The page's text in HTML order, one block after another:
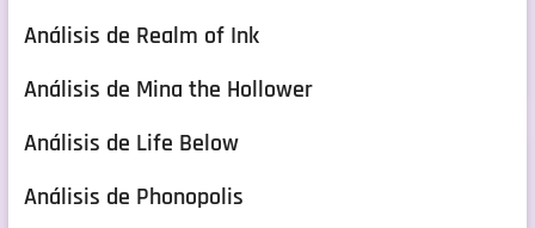
Análisis de Realm of Ink
Análisis de Mina the Hollower
Análisis de Life Below
Análisis de Phonopolis